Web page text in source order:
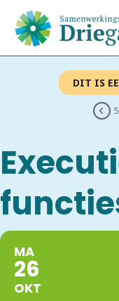
DIT IS
MA
26
OKT